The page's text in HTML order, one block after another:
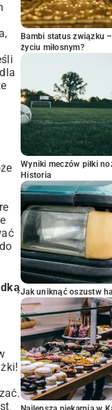
do
Bambi status związku
życiu miłosnym?
Wyniki meczów piłki
Historia
Jak uniknąć oszustw